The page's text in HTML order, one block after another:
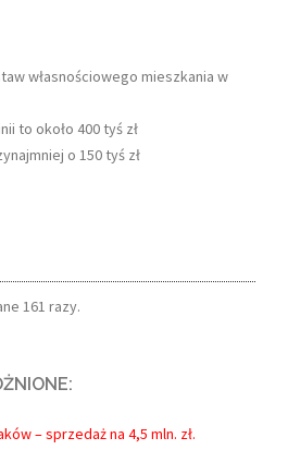
własnościowego mieszkania w
to około 400 tyś zł
o 150 tyś zł
161 razy.
– sprzedaż na 4,5 mln. zł.